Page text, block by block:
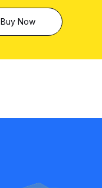
Buy Now